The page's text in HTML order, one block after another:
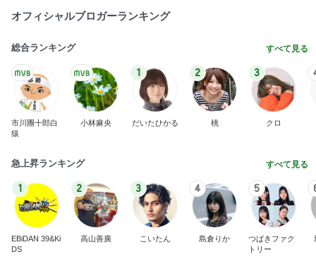
オフィシャルブロガーランキング
総合ランキング すべて見る
市川團十郎白
猿
小林麻央
1
だいたひかる
2
桃
3
クロ
急上昇ランキング すべて見る
1
EBiDAN 39&Ki
DS
2
高山善廣
3
こいたん
4
島倉りか
5
つばきファク
トリー